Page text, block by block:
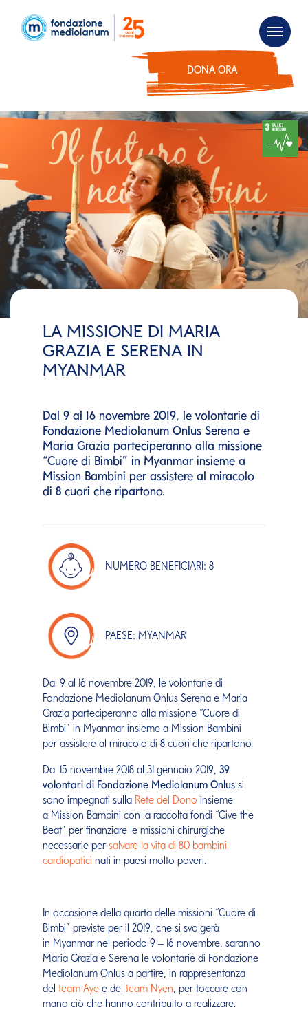
DONA ORA
LA MISSIONE DI MARIA
GRAZIA E SERENA IN
MYANMAR
Dal 9 al 16 novembre 2019, le volontarie di
Fondazione Mediolanum Onlus Serena e
Maria Grazia parteciperanno alla missione
“Cuore di Bimbi” in Myanmar insieme a
Mission Bambini per assistere al miracolo
di 8 cuori che ripartono.
NUMERO BENEFICIARI: 8
PAESE: MYANMAR
Dal 9 al 16 novembre 2019, le volontarie di
Fondazione Mediolanum Onlus Serena e Maria
Grazia parteciperanno alla missione “Cuore di
Bimbi” in Myanmar insieme a Mission Bambini
per assistere al miracolo di 8 cuori che ripartono.
Dal 15 novembre 2018 al 31 gennaio 2019, 39
volontari di Fondazione Mediolanum Onlus si
sono impegnati sulla Rete del Dono insieme
a Mission Bambini con la raccolta fondi “Give the
Beat” per finanziare le missioni chirurgiche
necessarie per salvare la vita di 80 bambini
cardiopatici nati in paesi molto poveri.
In occasione della quarta delle missioni “Cuore di
Bimbi” previste per il 2019, che si svolgerà
in Myanmar nel periodo 9 – 16 novembre, saranno
Maria Grazia e Serena le volontarie di Fondazione
Mediolanum Onlus a partire, in rappresentanza
del team Aye e del team Nyen, per toccare con
mano ciò che hanno contribuito a realizzare.